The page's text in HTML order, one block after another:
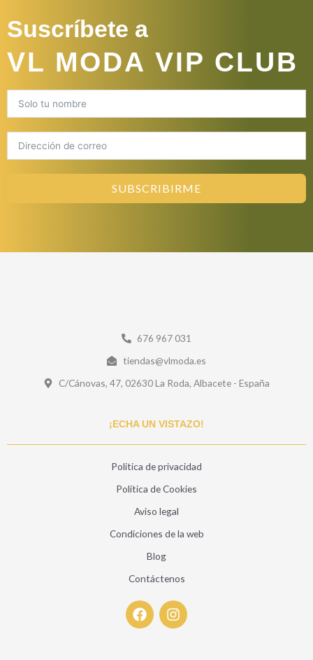
Suscríbete a
VL MODA VIP CLUB
SUBSCRIBIRME
676 967 031
tiendas@vlmoda.es
C/Cánovas, 47, 02630 La Roda, Albacete - España
¡ECHA UN VISTAZO!
Politica de privacidad
Política de Cookies
Aviso legal
Condiciones de la web
Blog
Contáctenos
F
a
I
n